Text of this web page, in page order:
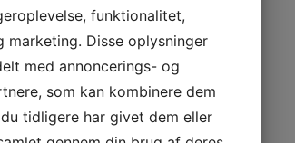
funktionalitet,
marketing. Disse oplysninger
med annoncerings- og
som kan kombinere dem
tidligere har givet dem eller